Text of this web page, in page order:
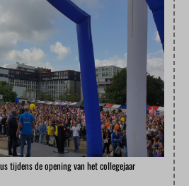
tijdens de opening van het collegejaar